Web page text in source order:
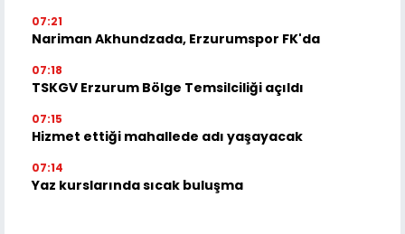
07:21
Nariman Akhundzada, Erzurumspor FK'da
07:18
TSKGV Erzurum Bölge Temsilciliği açıldı
07:15
Hizmet ettiği mahallede adı yaşayacak
07:14
Yaz kurslarında sıcak buluşma